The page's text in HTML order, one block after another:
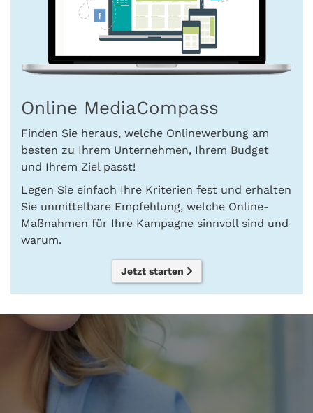
Online MediaCompass
Finden Sie heraus, welche Onlinewerbung am
besten zu Ihrem Unternehmen, Ihrem Budget
und Ihrem Ziel passt!
Legen Sie einfach Ihre Kriterien fest und erhalten
Sie unmittelbare Empfehlung, welche Online-
Maßnahmen für Ihre Kampagne sinnvoll sind und
warum.
Jetzt starten